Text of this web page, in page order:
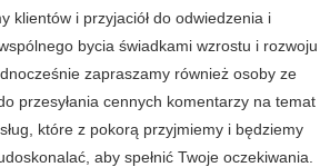
klientów i przyjaciół do odwiedzenia i
bycia świadkami wzrostu i rozwoju
zapraszamy również osoby ze
przesyłania cennych komentarzy na temat
które z pokorą przyjmiemy i będziemy
aby spełnić Twoje oczekiwania.